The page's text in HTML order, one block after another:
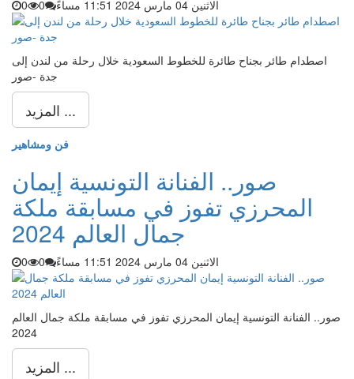
الاثنين 04 مارس 2024 11:51 مساءً 0
0
اصطدام طائر بجناح طائرة للخطوط السعودية خلال رحلة من لندن إلى
جدة -صور
المزيد ...
فن ومشاهير
صور.. الفنانة التونسية إيمان
المحرزي تفوز في مسابقة ملكة
جمال العالم 2024
الاثنين 04 مارس 2024 11:51 مساءً 0
0
صور.. الفنانة التونسية إيمان المحرزي تفوز في مسابقة ملكة جمال العالم
2024
المزيد ...